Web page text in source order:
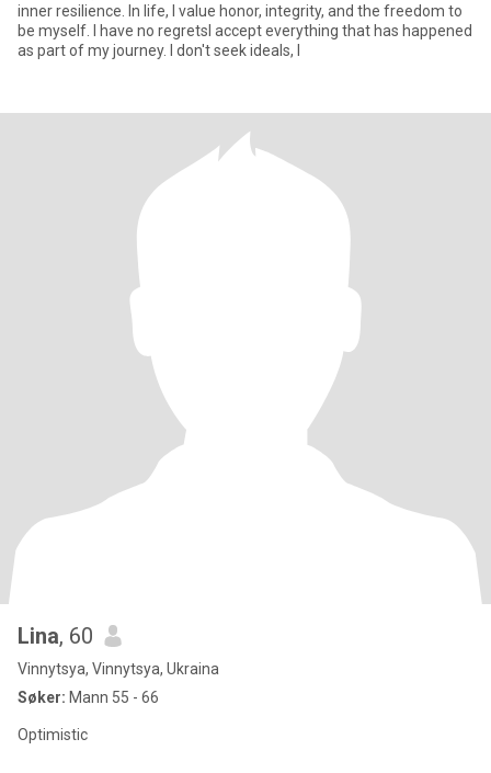
inner resilience. In life, I value honor, integrity, and the freedom to
be myself. I have no regretsI accept everything that has happened
as part of my journey. I don't seek ideals, I
Lina, 60
Vinnytsya, Vinnytsya, Ukraina
Søker: Mann 55 - 66
Optimistic